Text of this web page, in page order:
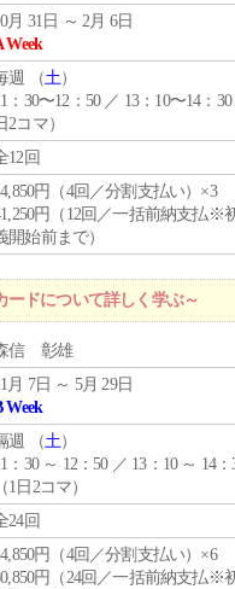
月 31日 ～ 2月 6日
Week
週 （土）
：30〜12：50 ／ 13：10〜14：
2コマ）
12回
円（4回／分割支払い）×3
円（12回／一括前納支払※
開始前まで）
ドについて詳しく学ぶ～
信 彰雄
月 7日 ～ 5月 29日
Week
週 （土）
：30 ～ 12：50 ／ 13：10 ～ 14：
（1日2コマ）
24回
円（4回／分割支払い）×6
円（24回／一括前納支払※